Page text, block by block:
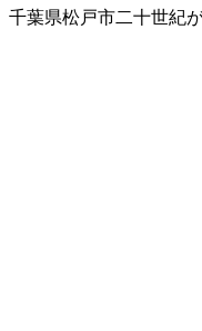
千葉県松戸市二十世紀